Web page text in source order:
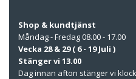
Shop & kundtjänst
Måndag - Fredag 08.00 - 17.00
Vecka 28 & 29 ( 6 - 19 Juli )
Stänger vi 13.00
Dag innan afton stänger vi